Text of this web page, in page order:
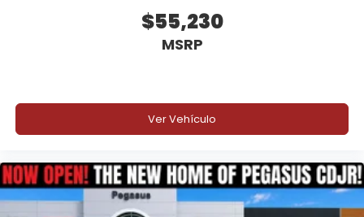
$55,230
MSRP
Ver Vehículo